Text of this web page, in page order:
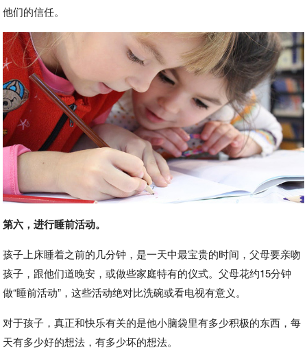
他们的信任。
第六，进行睡前活动。
孩子上床睡着之前的几分钟，是一天中最宝贵的时间，父母要亲吻
孩子，跟他们道晚安，或做些家庭特有的仪式。父母花约15分钟
做“睡前活动”，这些活动绝对比洗碗或看电视有意义。
对于孩子，真正和快乐有关的是他小脑袋里有多少积极的东西，每
天有多少好的想法，有多少坏的想法。